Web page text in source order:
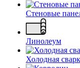
Стеновые
Линолеум
Холодная